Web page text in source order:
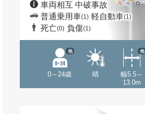
車両相互 中破事故
普通乗用車(1) 軽自動車(1)
死亡(0) 負傷(1)
0～24歳
他
晴
幅5.5～
13.0m
他